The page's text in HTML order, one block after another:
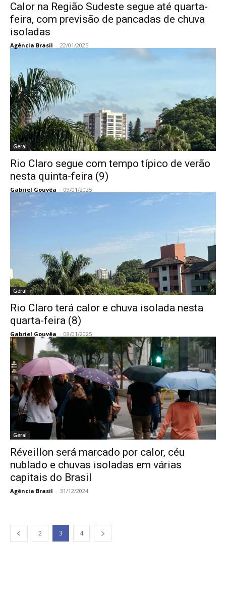
Calor na Região Sudeste segue até quarta-
feira, com previsão de pancadas de chuva
isoladas
Agência Brasil - 22/01/2025
Geral
Rio Claro segue com tempo típico de verão
nesta quinta-feira (9)
Gabriel Gouvêa - 09/01/2025
Geral
Rio Claro terá calor e chuva isolada nesta
quarta-feira (8)
Gabriel Gouvêa - 08/01/2025
Geral
Réveillon será marcado por calor, céu
nublado e chuvas isoladas em várias
capitais do Brasil
Agência Brasil - 31/12/2024
2 3 4